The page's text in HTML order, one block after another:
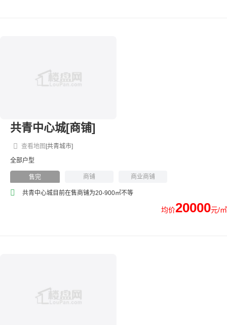
共青中心城[商铺]
[共青城市]
查看地图
全部户型
售完 商铺 商业商铺
共青中心城目前在售商铺为20-900㎡不等
均价20000元/㎡